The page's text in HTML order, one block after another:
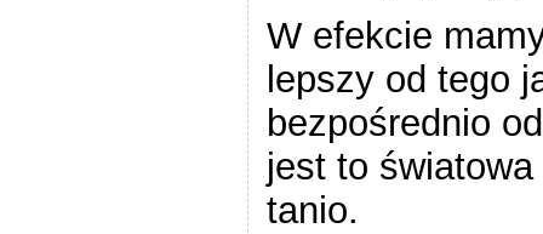
W efekcie
lepszy od tego
bezpośrednio
jest to
tanio.